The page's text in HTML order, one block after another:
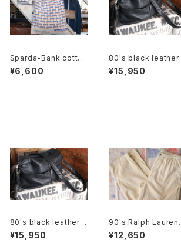
Sparda-Bank cotton
promotional should
er Bag
¥6,600
80's black leather
ox shoulder Bag w/
tassel accent
¥15,950
80's black leather b
ox shoulder Bag w/
tassel accent
¥15,950
90's Ralph Lauren
ght-beige cotton e
asy Pants
¥12,650